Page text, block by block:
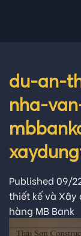
du-an-
nha-
Published 09/
thiết kế và
hàng MB Bank